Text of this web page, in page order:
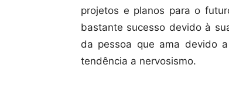
projetos e planos para o
bastante sucesso devido à
da pessoa que ama devido
tendência a nervosismo.